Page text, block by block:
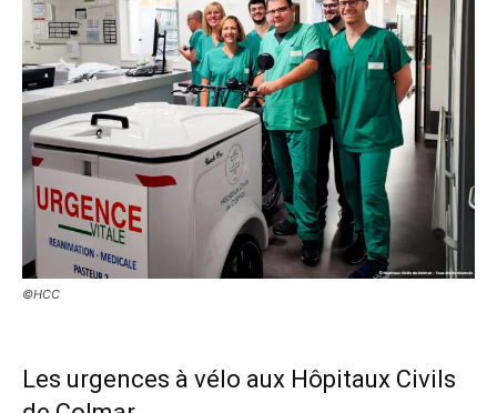
©HCC
Les urgences à vélo aux Hôpitaux Civils